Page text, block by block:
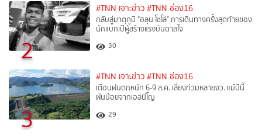
2
#TNN เจาะข่าว #TNN ช่อง16
กลับสู่มาตุภูมิ "ฮลุน โซโล่" การเดินทางครั้งสุดท้ายของ
นักแบกเป้ผู้สร้างแรงบันดาลใจ
30
3
#TNN เจาะข่าว #TNN ช่อง16
เตือนฝนตกหนัก 6-9 ส.ค. เสี่ยงท่วมหลายจว. แม้ปีนี้
ฝนน้อยจากเอลนีโญ
29